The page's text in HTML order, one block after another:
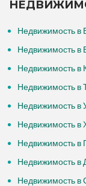
Недвижимость в
Недвижимость в
Недвижимость в
Недвижимость в
Недвижимость в
Недвижимость в
Недвижимость в
Недвижимость в
Недвижимость в